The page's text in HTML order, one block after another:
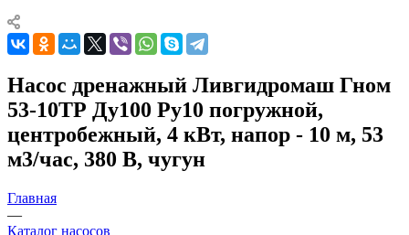
Насос дренажный Ливгидромаш Гном
53-10ТР Ду100 Ру10 погружной,
центробежный, 4 кВт, напор - 10 м, 53
м3/час, 380 В, чугун
Главная
—
Каталог насосов